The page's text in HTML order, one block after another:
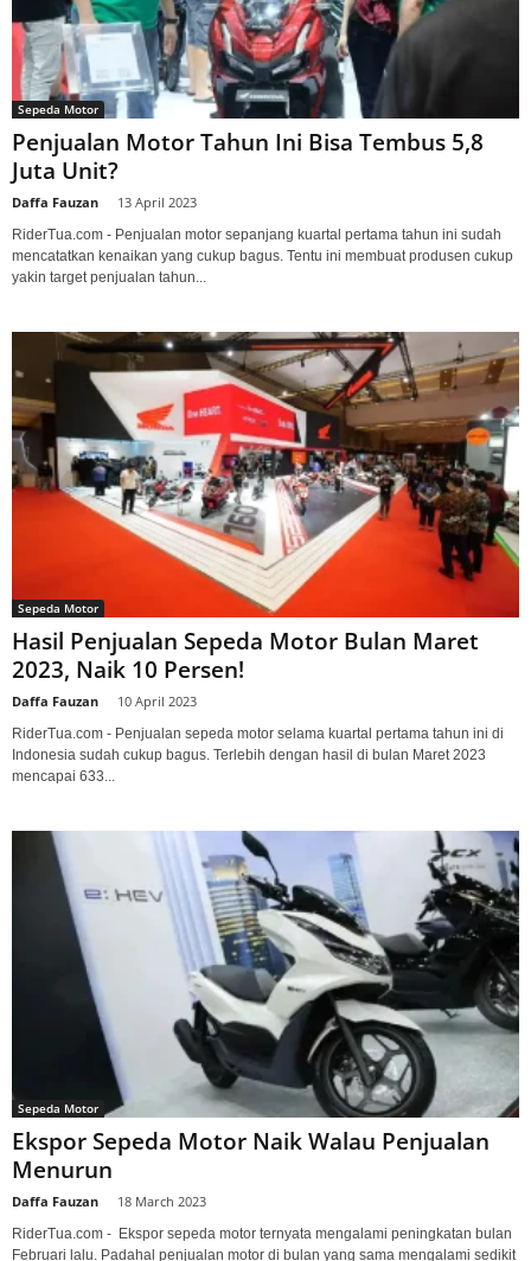
Sepeda Motor
Penjualan Motor Tahun Ini Bisa Tembus 5,8
Juta Unit?
Daffa Fauzan 13 April 2023
RiderTua.com - Penjualan motor sepanjang kuartal pertama tahun ini sudah
mencatatkan kenaikan yang cukup bagus. Tentu ini membuat produsen cukup
yakin target penjualan tahun...
Sepeda Motor
Hasil Penjualan Sepeda Motor Bulan Maret
2023, Naik 10 Persen!
Daffa Fauzan 10 April 2023
RiderTua.com - Penjualan sepeda motor selama kuartal pertama tahun ini di
Indonesia sudah cukup bagus. Terlebih dengan hasil di bulan Maret 2023
mencapai 633...
Sepeda Motor
Ekspor Sepeda Motor Naik Walau Penjualan
Menurun
Daffa Fauzan 18 March 2023
RiderTua.com - Ekspor sepeda motor ternyata mengalami peningkatan bulan
Februari lalu. Padahal penjualan motor di bulan yang sama mengalami sedikit